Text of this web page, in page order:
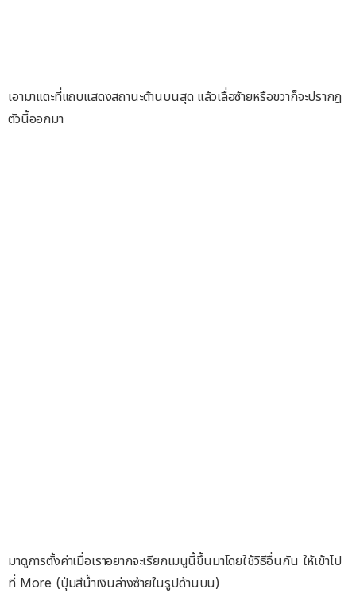
เอามาแตะที่แถบแสดงสถานะด้านบนสุด แล้วเลื่อซ้ายหรือขวาก็จะปรากฎ
ตัวนี้ออกมา
มาดูการตั้งค่าเมื่อเราอยากจะเรียกเมนูนี้ขึ้นมาโดยใช้วิธีอื่นกัน ให้เข้าไป
ที่ More (ปุ่มสีน้ำเงินล่างซ้ายในรูปด้านบน)